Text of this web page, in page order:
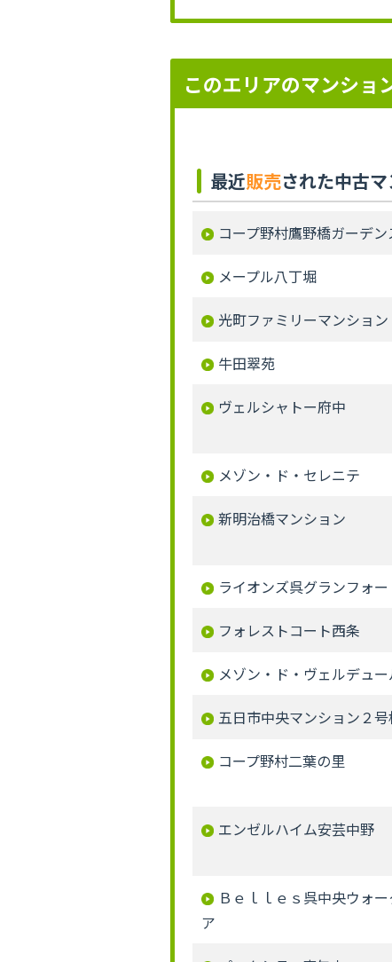
このエリアのマンショ
最近販売された中古
コープ野村鷹野橋ガーデ
メープル八丁堀
光町ファミリーマンション
牛田翠苑
ヴェルシャトー府中
メゾン・ド・セレニテ
新明治橋マンション
ライオンズ呉グランフォー
フォレストコート西条
メゾン・ド・ヴェルデュー
五日市中央マンション２
コープ野村二葉の里
エンゼルハイム安芸中野
Ｂｅｌｌｅｓ呉中央ウォ
ア